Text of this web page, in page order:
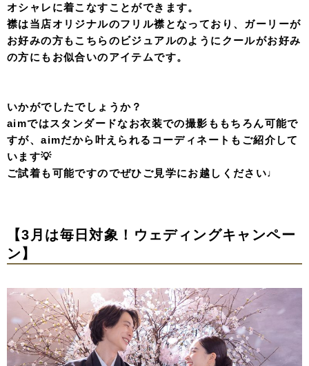
オシャレに着こなすことができます。
襟は当店オリジナルのフリル襟となっており、ガーリーが
お好みの方もこちらのビジュアルのようにクールがお好み
の方にもお似合いのアイテムです。
いかがでしたでしょうか？
aimではスタンダードなお衣装での撮影ももちろん可能で
すが、aimだから叶えられるコーディネートもご紹介して
います💡
ご試着も可能ですのでぜひご見学にお越しください♩
【3 月は毎日対象！ウェディングキャンペー
ン】